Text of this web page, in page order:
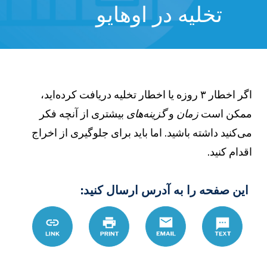
تخلیه در اوهایو
اگر اخطار ۳ روزه یا اخطار تخلیه دریافت کرده‌اید،
ممکن استزمانوگزینه‌هایبیشتری از آنچه فکر
می‌کنید داشته باشید. اما باید برای جلوگیری از اخراج
اقدام کنید.
این صفحه را به آدرس ارسال کنید:
Text
Email چاپ Link